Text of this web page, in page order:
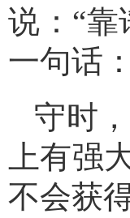
说：“
一句话
守时
上有强
不会获